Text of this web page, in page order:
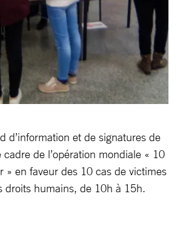
d’information et de signatures de
de l’opération mondiale « 10
» en faveur des 10 cas de victimes
droits humains, de 10h à 15h.